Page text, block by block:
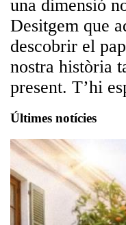
una dimensió
Desitgem que
descobrir el
nostra història
present. T’hi
Últimes notícies